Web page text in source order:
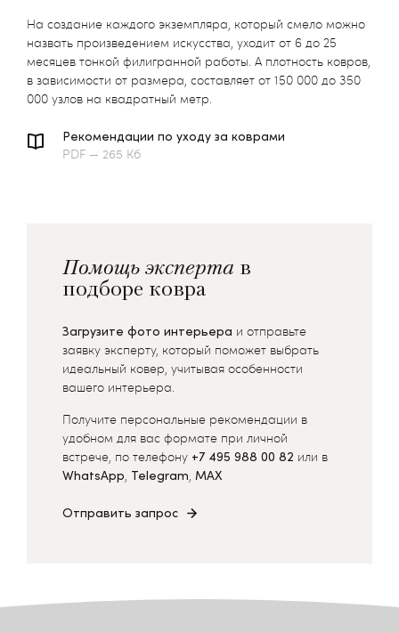
На создание каждого экземпляра, который смело можно
назвать произведением искусства, уходит от 6 до 25
месяцев тонкой филигранной работы. А плотность ковров,
в зависимости от размера, составляет от 150 000 до 350
000 узлов на квадратный метр.
Рекомендации по уходу за коврами
PDF — 265 Кб
Помощь эксперта в
подборе ковра
Загрузите фото интерьера и отправьте
заявку эксперту, который поможет выбрать
идеальный ковер, учитывая особенности
вашего интерьера.
Получите персональные рекомендации в
удобном для вас формате при личной
встрече, по телефону +7 495 988 00 82 или в
WhatsApp, Telegram, MAX
Отправить запрос